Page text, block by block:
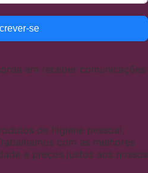
se
em receber comunicações
de higiene pessoal,
com as melhores
e preços justos aos nossos